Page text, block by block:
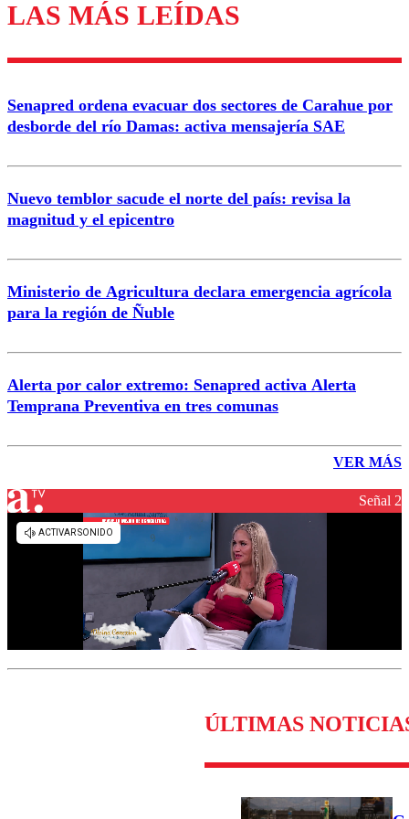
Enviar comentario
LAS MÁS LEÍDAS
Senapred ordena evacuar dos sectores de Carahue por
desborde del río Damas: activa mensajería SAE
Nuevo temblor sacude el norte del país: revisa la
magnitud y el epicentro
Ministerio de Agricultura declara emergencia agrícola
para la región de Ñuble
Alerta por calor extremo: Senapred activa Alerta
Temprana Preventiva en tres comunas
VER MÁS
Señal 2
ÚLTIMAS